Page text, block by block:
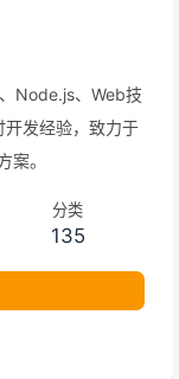
Node.js、Web技
发经验，致力于
案。
分类
135